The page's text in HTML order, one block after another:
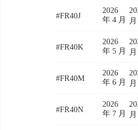
#FR40J
2026
年 4 月
#FR40K
2026
年 5 月
#FR40M
2026
年 6 月
#FR40N
2026
年 7 月